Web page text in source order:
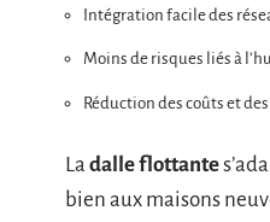
Intégration facile des
Moins de risques liés à
Réduction des coûts et
La dalle flottante
bien aux maisons